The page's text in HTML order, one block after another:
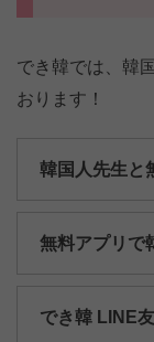
でき韓では、韓
おります！
韓国人先生と
無料アプリで
でき韓 LINE